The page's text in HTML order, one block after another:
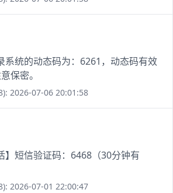
系统的动态码为：6261，动态码有效
保密。
2026-07-06 20:01:58
】短信验证码：6468（30分钟有
2026-07-01 22:00:47